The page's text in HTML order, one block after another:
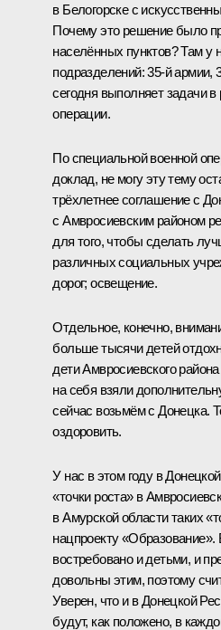
в Белогорске с
Почему это решение было
населённых пунктов? Там у
подразделений: 35-й армии,
сегодня выполняет задачи
операции.
По специальной военной
доклад, не могу эту тему
трёхлетнее соглашение с
с Амвросиевским районом
для того, чтобы сделать
различных социальных
дорог; освещение.
Отдельное, конечно,
больше тысячи детей
дети Амвросиевского
на себя взяли
сейчас возьмём с Донецка.
оздоровить.
У нас в этом году в
«точки роста» в
в Амурской области таких
нацпроекту «Образование».
востребовано и детьми, и
довольны этим, поэтому
Уверен, что и в Донецкой
будут, как положено, в